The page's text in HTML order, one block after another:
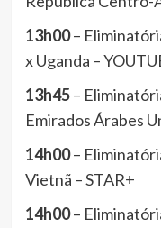
13h00–
x Uganda –
13h45–
Emirados Árabes
14h00–
Vietnã – STAR+
14h00–